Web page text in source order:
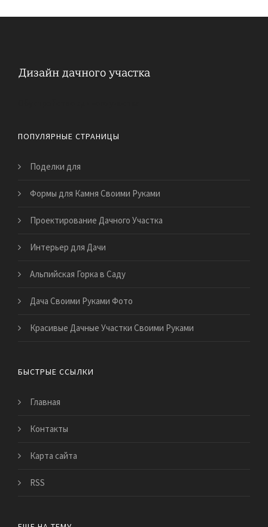
ПОПУЛЯРНЫЕ СТРАНИЦЫ
Поделки для
Формы для Камня Своими Руками
Проектирование Дачного Участка
Интерьер для Дачи
Альпийская Горка в Саду
Дача Своими Руками Фото
Красивые Дачные Участки Своими Руками
БЫСТРЫЕ ССЫЛКИ
Главная
Контакты
Карта сайта
RSS